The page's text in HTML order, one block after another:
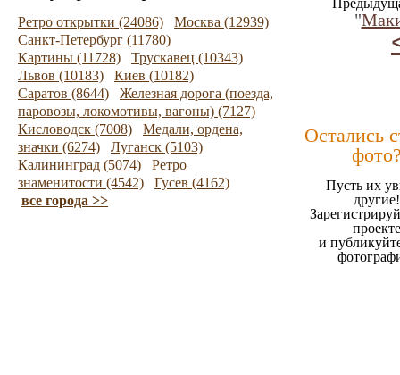
Ретро открытки (24086)
Москва (12939)
Санкт-Петербург (11780)
Картины (11728)
Трускавец (10343)
Львов (10183)
Киев (10182)
Саратов (8644)
Железная дорога (поезда,
паровозы, локомотивы, вагоны) (7127)
Кисловодск (7008)
Медали, ордена,
значки (6274)
Луганск (5103)
Калининград (5074)
Ретро
знаменитости (4542)
Гусев (4162)
все города >>
"
Остались
Пусть их
другие!
проекте
и